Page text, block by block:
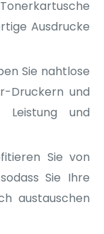
Ausdrucke
Sie nahtlose
Druckern und
und
Sie von
Sie Ihre
austauschen